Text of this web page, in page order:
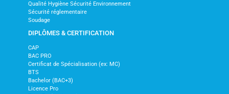
Qualité Hygiène Sécurité Environnement
Sécurité réglementaire
Soudage
DIPLÔMES & CERTIFICATION
CAP
BAC PRO
Certificat de Spécialisation (ex: MC)
BTS
Bachelor (BAC+3)
Licence Pro